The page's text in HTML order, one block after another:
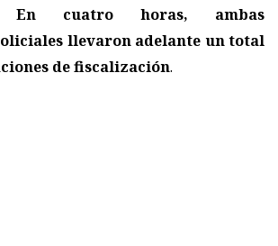
En cuatro horas, ambas
llevaron adelante un total
de fiscalización.